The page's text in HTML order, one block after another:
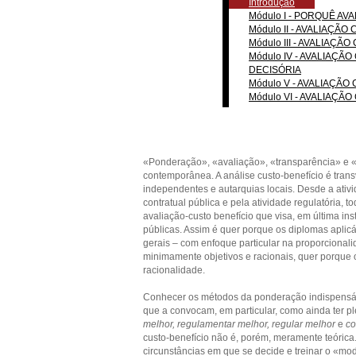
Módulo I - PORQUÊ
Módulo II - AVALIAÇÃO
Módulo III - AVALIAÇÃO
Módulo IV -
DECISÓRIA
Módulo V - AVALIAÇÃO
Módulo VI - AVALIAÇÃO
«Ponderação», «avaliação», «transparência» e
contemporânea. A análise custo-benefício é
independentes e autarquias locais. Desde a
contratual pública e pela atividade regulatória,
avaliação-custo benefício que visa, em última
públicas. Assim é quer porque os diplomas
gerais – com enfoque particular na
minimamente objetivos e racionais, quer
racionalidade.
Conhecer os métodos da ponderação
que a convocam, em particular, como ainda ter
melhor, regulamentar melhor, regular melhore
custo-benefício não é, porém, meramente
circunstâncias em que se decide e treinar o